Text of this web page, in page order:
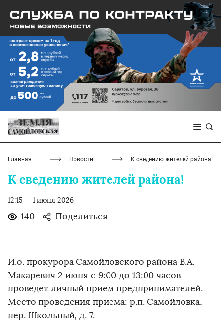
Главная Новости К сведению жителей района!
К сведению жителей района!
12:15 1 июня 2026
140 Поделиться
И.о. прокурора Самойловского района В.А.
Макаревич 2 июня с 9:00 до 13:00 часов
проведет личный прием предпринимателей.
Место проведения приема: р.п. Самойловка,
пер. Школьный, д. 7.